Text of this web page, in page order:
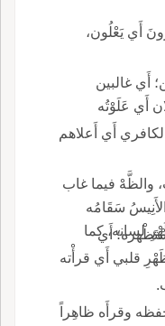
أَي يَعْلُون،
أَي غالبين
أَي عَلَوْتُه
الكافري أَي أَعلاهم
بذلك عن ظَهْرِ غَيْبِ، والظَّهْ فيما غاب
عن ظَهْرِ غَيْبٍ والأَنِيسُ سَقَامُه
ويقال: حَمَلَ فلانٌ القرآنَ على ظَهْرِ لسانه، كما
أَي
حفظه؛ تقول قرأْت القرآن عن ظَهْرِ قلبي أَي قرأْته
وقرأَه ظاهِراً